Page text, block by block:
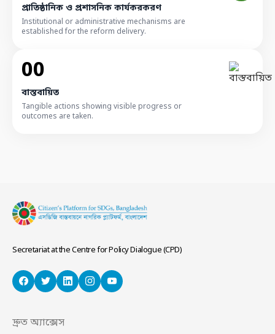
প্রাতিষ্ঠানিক ও প্রশাসনিক কার্যকরকরণ
Institutional or administrative mechanisms are
established for the reform delivery.
00
বাস্তবায়িত
Tangible actions showing visible progress or
outcomes are taken.
Secretariat at the Centre for Policy Dialogue (CPD)
দ্রুত অ্যাক্সেস